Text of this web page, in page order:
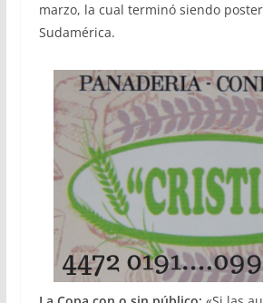
marzo, la cual terminó siendo
Sudamérica.